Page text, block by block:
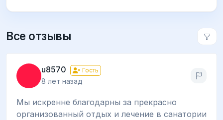
Все отзывы
u8570 Гость
8 лет назад
Мы искренне благодарны за прекрасно
организованный отдых и лечение в санатории